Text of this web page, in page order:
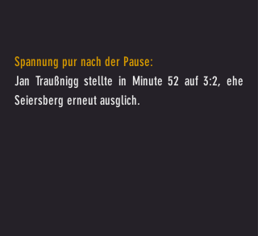
Spannung pur nach der Pause:
Jan Traußnigg stellte in Minute 52 auf 3:2, ehe
Seiersberg erneut ausglich.